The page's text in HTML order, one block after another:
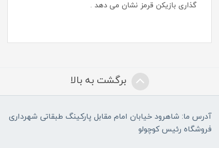
گذاری بازیکن قرمز نشان می دهد .
برگشت به بالا
آدرس ما: شاهرود خیابان امام مقابل پارکینگ طبقاتی شهرداری
فروشگاه رئیس کوچولو